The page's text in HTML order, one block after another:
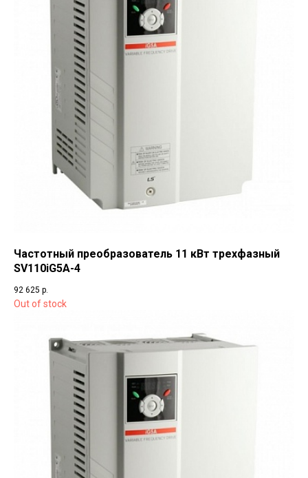
Частотный преобразователь 11 кВт трехфазный
SV110iG5A-4
92 625 р.
Out of stock